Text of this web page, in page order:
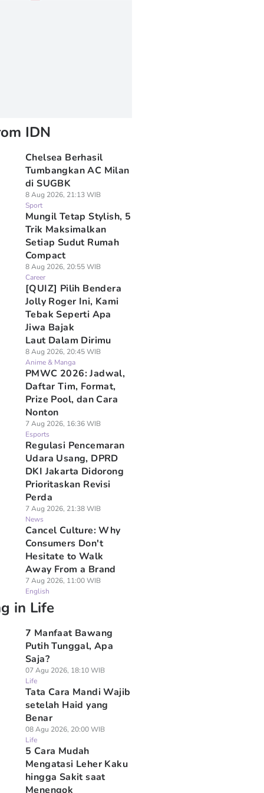
IDN
Chelsea Berhasil
Tumbangkan AC Milan
di SUGBK
8 Aug 2026, 21:13 WIB
Sport
Mungil Tetap Stylish, 5
Trik Maksimalkan
Setiap Sudut Rumah
Compact
8 Aug 2026, 20:55 WIB
Career
[QUIZ] Pilih Bendera
Jolly Roger Ini, Kami
Tebak Seperti Apa
Jiwa Bajak
Laut Dalam Dirimu
8 Aug 2026, 20:45 WIB
Anime & Manga
PMWC 2026: Jadwal,
Daftar Tim, Format,
Prize Pool, dan Cara
Nonton
7 Aug 2026, 16:36 WIB
Esports
Regulasi Pencemaran
Udara Usang, DPRD
DKI Jakarta Didorong
Prioritaskan Revisi
Perda
7 Aug 2026, 21:38 WIB
News
Cancel Culture: Why
Consumers Don't
Hesitate to Walk
Away From a Brand
7 Aug 2026, 11:00 WIB
English
in Life
7 Manfaat Bawang
Putih Tunggal, Apa
Saja?
07 Agu 2026, 18:10 WIB
Life
Tata Cara Mandi Wajib
setelah Haid yang
Benar
08 Agu 2026, 20:00 WIB
Life
5 Cara Mudah
Mengatasi Leher Kaku
hingga Sakit saat
Menengok